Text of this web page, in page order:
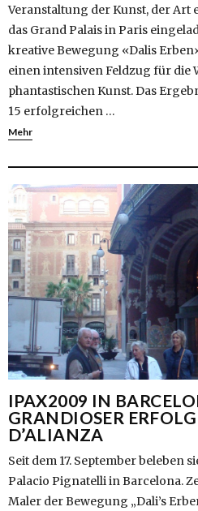
Veranstaltung der Kunst, der Art
das Grand Palais in Paris
kreative Bewegung «Dalis
einen intensiven Feldzug für die
phantastischen Kunst. Das
15 erfolgreichen …
Mehr
IPAX2009 IN
GRANDIOSER
D’ALIANZA
Seit dem 17. September beleben
Palacio Pignatelli in Barcelona.
Maler der Bewegung „Dali’s